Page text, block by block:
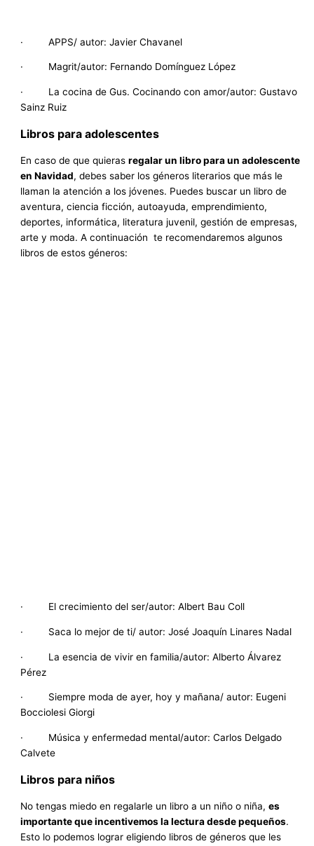
· APPS/ autor: Javier Chavanel
· Magrit/autor: Fernando Domínguez López
· La cocina de Gus. Cocinando con amor/autor: Gustavo
Sainz Ruiz
Libros para adolescentes
En caso de que quierasregalar un libro para un adolescente
en Navidad, debes saber los géneros literarios que más le
llaman la atención a los jóvenes. Puedes buscar un libro de
aventura, ciencia ficción, autoayuda, emprendimiento,
deportes, informática, literatura juvenil, gestión de empresas,
arte y moda. A continuación te recomendaremos algunos
libros de estos géneros:
· El crecimiento del ser/autor: Albert Bau Coll
· Saca lo mejor de ti/ autor: José Joaquín Linares Nadal
· La esencia de vivir en familia/autor: Alberto Álvarez
Pérez
· Siempre moda de ayer, hoy y mañana/ autor: Eugeni
Bocciolesi Giorgi
· Música y enfermedad mental/autor: Carlos Delgado
Calvete
Libros para niños
No tengas miedo en regalarle un libro a un niño o niña,es
importante que incentivemos la lectura desde pequeños.
Esto lo podemos lograr eligiendo libros de géneros que les